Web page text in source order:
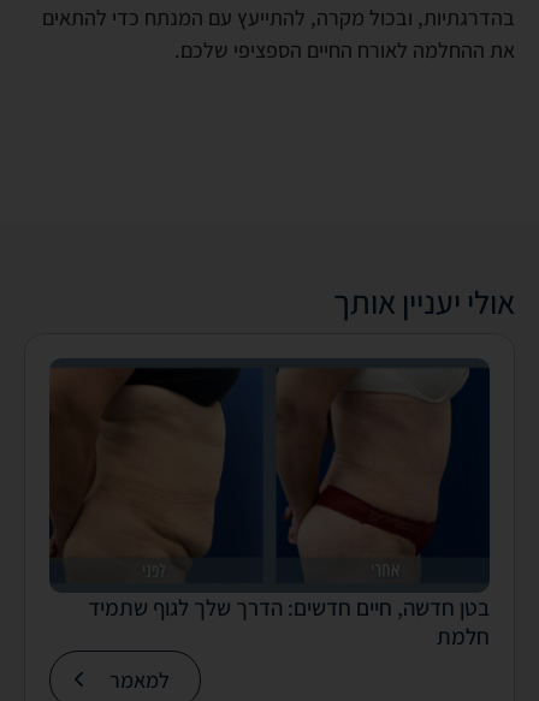
בהדרגתיות, ובכול מקרה, להתייעץ עם המנתח כדי להתאים
את ההחלמה לאורח החיים הספציפי שלכם.
אולי יעניין אותך
בטן חדשה, חיים חדשים: הדרך שלך לגוף שתמיד
חלמת
למאמר